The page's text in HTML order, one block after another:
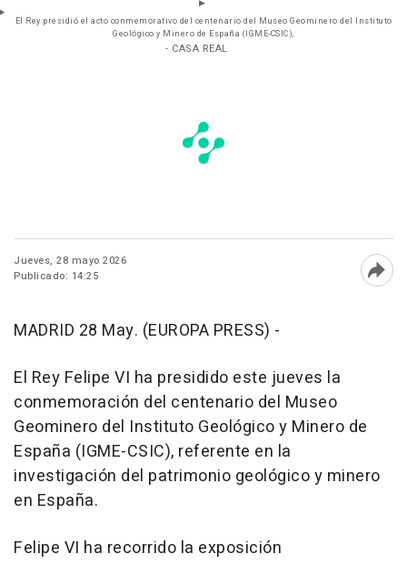
El Rey presidió el acto conmemorativo del centenario del Museo Geominero del Instituto
Geológico y Minero de España (IGME-CSIC),
- CASA REAL
Jueves, 28 mayo 2026
Publicado: 14:25
MADRID 28 May. (EUROPA PRESS) -
El Rey Felipe VI ha presidido este jueves la
conmemoración del centenario del Museo
Geominero del Instituto Geológico y Minero de
España (IGME-CSIC), referente en la
investigación del patrimonio geológico y minero
en España.
Felipe VI ha recorrido la exposición